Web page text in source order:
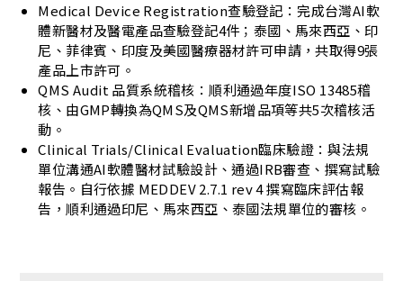
Medical Device Registration查驗登記：完成台灣AI軟
體新醫材及醫電產品查驗登記4件；泰國、馬來西亞、印
尼、菲律賓、印度及美國醫療器材許可申請，共取得9張
產品上市許可。
QMS Audit 品質系統稽核：順利通過年度ISO 13485稽
核、由GMP轉換為QMS及QMS新增品項等共5次稽核活
動。
Clinical Trials/Clinical Evaluation臨床驗證：與法規
單位溝通AI軟體醫材試驗設計、通過IRB審查、撰寫試驗
報告。自行依據 MEDDEV 2.7.1 rev 4 撰寫臨床評估報
告，順利通過印尼、馬來西亞、泰國法規單位的審核。